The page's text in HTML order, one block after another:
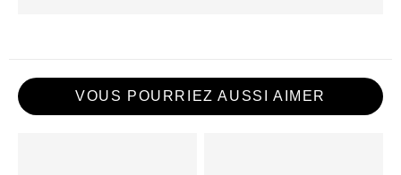
VOUS POURRIEZ AUSSI AIMER